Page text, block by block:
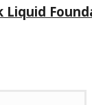
Liquid